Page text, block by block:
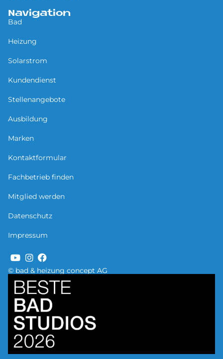
© bad & heizung concept AG
Navigation
Bad
Heizung
Solarstrom
Kundendienst
Stellenangebote
Ausbildung
Marken
Kontaktformular
Fachbetrieb finden
Mitglied werden
Datenschutz
Impressum